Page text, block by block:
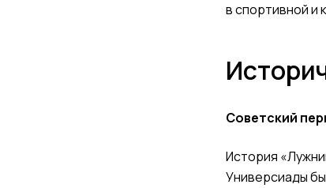
в спортивной и
Советский
История
Универсиады